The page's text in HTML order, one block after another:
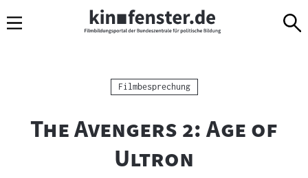
Navigation
zum
zur
Kategorie:
Filmbesprechung
"
The Avengers 2: Age of
Ultron